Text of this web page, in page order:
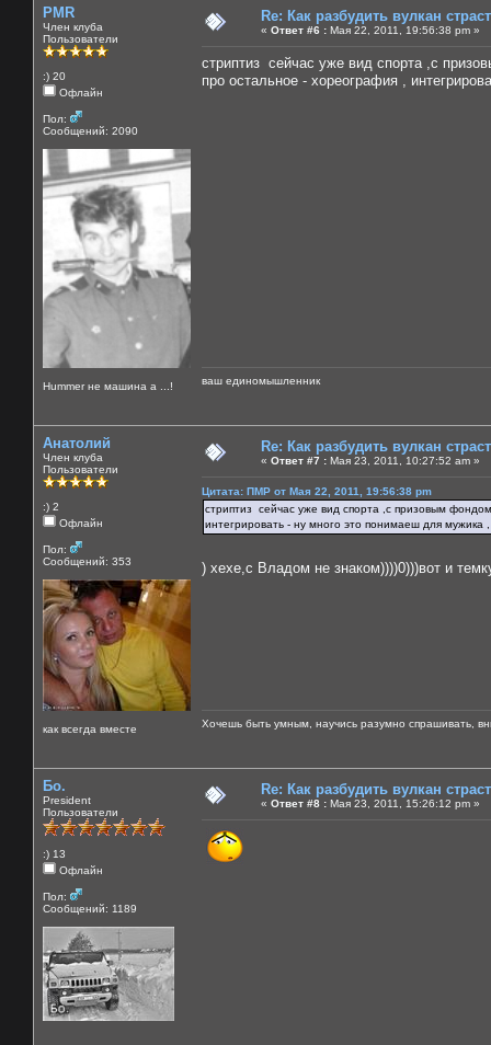
PMR
Член клуба
Пользователи
:) 20
Офлайн
Пол:
Сообщений: 2090
Нummer не машина а ...!
Re: Как разбудить вулкан
« Ответ #6 : Мая 22, 2011, 19:56:38 pm »
стриптиз сейчас уже вид спорта ,с
про остальное - хореография ,
ваш единомышленник
Анатолий
Член клуба
Пользователи
:) 2
Офлайн
Пол:
Сообщений: 353
как всегда вместе
Re: Как разбудить вулкан
« Ответ #7 : Мая 23, 2011, 10:27:52 am »
Цитата: ПМР от Мая 22, 2011, 19:56:38 pm
стриптиз сейчас уже вид спорта ,с призовым
интегрировать - ну много это понимаеш для мужика
) хехе,с Владом не знаком))))0)))вот и
Хочешь быть умным, научись разумно спрашивать,
Бо.
President
Пользователи
:) 13
Офлайн
Пол:
Сообщений: 1189
Re: Как разбудить вулкан
« Ответ #8 : Мая 23, 2011, 15:26:12 pm »